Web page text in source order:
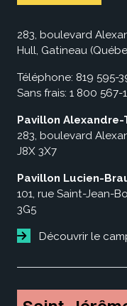
283, boulevard
Hull, Gatineau
Téléphone: 819 595-
Sans frais: 1 800 567-
Pavillon Alexandre-
283, boulevard
J8X 3X7
Pavillon Lucien-
101, rue Saint-Jean-
3G5
Découvrir le